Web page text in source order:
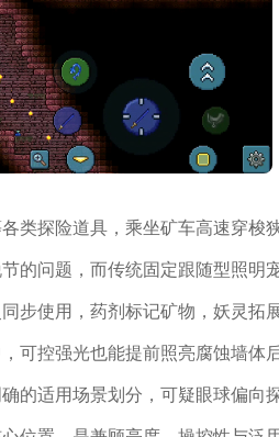
类探险道具，乘坐矿车高速穿梭
的问题，而传统固定跟随型照明
步使用，药剂标记矿物，妖灵拓
可控强光也能提前照亮腐蚀墙体
的适用场景划分，可疑眼球偏向